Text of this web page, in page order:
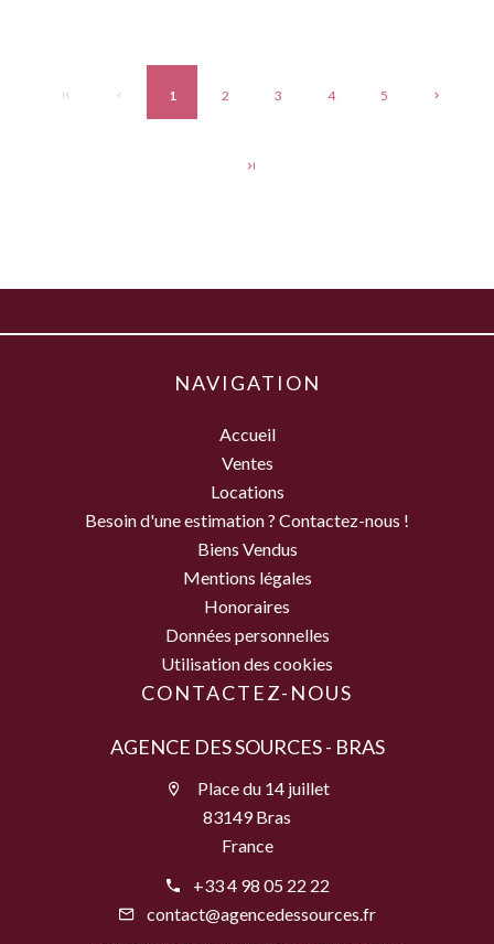
1 2 3 4 5
NAVIGATION
Accueil
Ventes
Locations
Besoin d'une estimation ? Contactez-nous !
Biens Vendus
Mentions légales
Honoraires
Données personnelles
Utilisation des cookies
CONTACTEZ-NOUS
AGENCE DES SOURCES - BRAS
Place du 14 juillet
83149 Bras
France
+33 4 98 05 22 22
contact@agencedessources.fr